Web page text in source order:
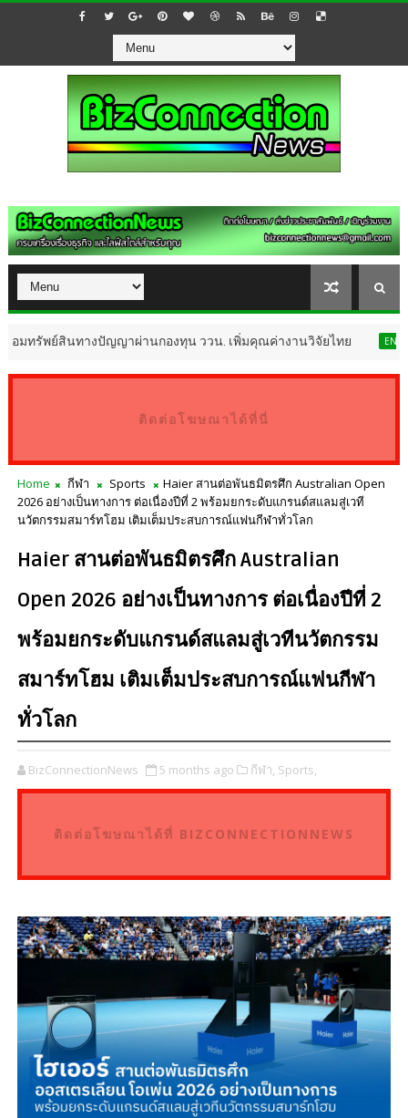
สินทางปัญญาผ่านกองทุน ววน. เพิ่มคุณค่างานวิจัยไทย ENTERTAINMENT
ติดต่อโฆษณาได้ที่นี่
Home กีฬา Sports
Haier สานต่อพันธมิตรศึก Australian Open
2026 อย่างเป็นทางการ ต่อเนื่องปีที่ 2 พร้อมยกระดับแกรนด์สแลมสู่เวที
นวัตกรรมสมาร์ทโฮม เติมเต็มประสบการณ์แฟนกีฬาทั่วโลก
Haier สานต่อพันธมิตรศึก Australian
Open 2026 อย่างเป็นทางการ ต่อเนื่องปีที่ 2
พร้อมยกระดับแกรนด์สแลมสู่เวทีนวัตกรรม
สมาร์ทโฮม เติมเต็มประสบการณ์แฟนกีฬา
ทั่วโลก
BizConnectionNews 5 months ago กีฬา, Sports,
ติดต่อโฆษณาได้ที่ BIZCONNECTIONNEWS